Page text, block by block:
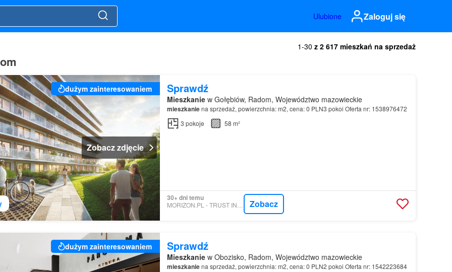
Ulubione Zaloguj się
1-30 z 2 617 mieszkań na sprzedaż
dużym zainteresowaniem
Zobacz zdjęcie
Sprawdź
Mieszkaniew Gołębiów, Radom, Województwo mazowieckie
mieszkaniena sprzedaż, powierzchnia: m2, cena: 0 PLN3 pokoi Oferta nr: 1538976472
3 pokoje 58 m²
30+ dni temu
MORIZON.PL - TRUST INVESTMENT SA Zobacz
dużym zainteresowaniem Sprawdź
Mieszkaniew Obozisko, Radom, Województwo mazowieckie
mieszkaniena sprzedaż, powierzchnia: m2, cena: 0 PLN2 pokoi Oferta nr: 1542223684